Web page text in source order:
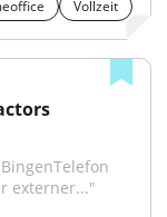
Vollzeit
externer..."